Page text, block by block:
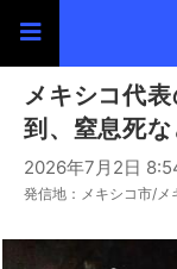
メキシコ代
到、窒息死
2026年7月2日
発信地：メキシコ市/メ